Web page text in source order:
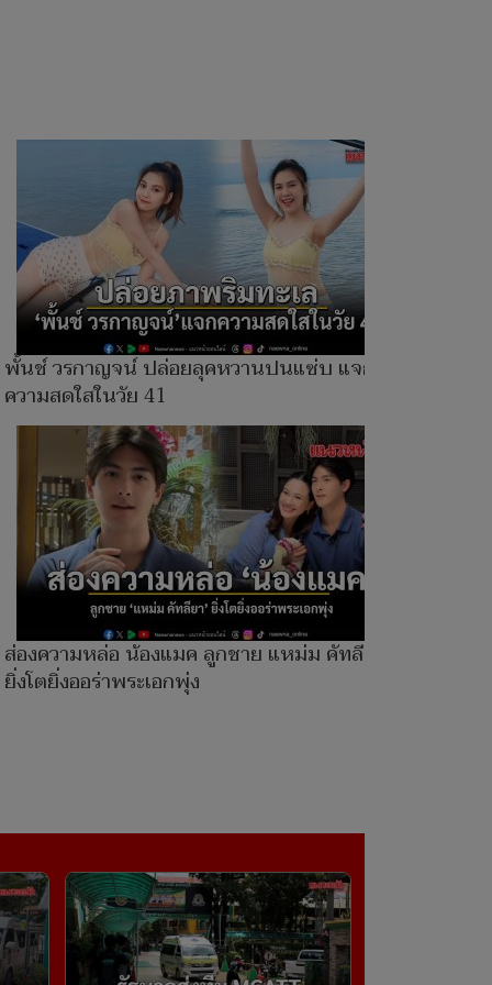
พั้นช์ วรกาญจน์ ปล่อยลุคหวานปนแซ่บ แจก
ความสดใสในวัย 41
ส่องความหล่อ น้องแมค ลูกชาย แหม่ม คัทลียา
ยิ่งโตยิ่งออร่าพระเอกพุ่ง